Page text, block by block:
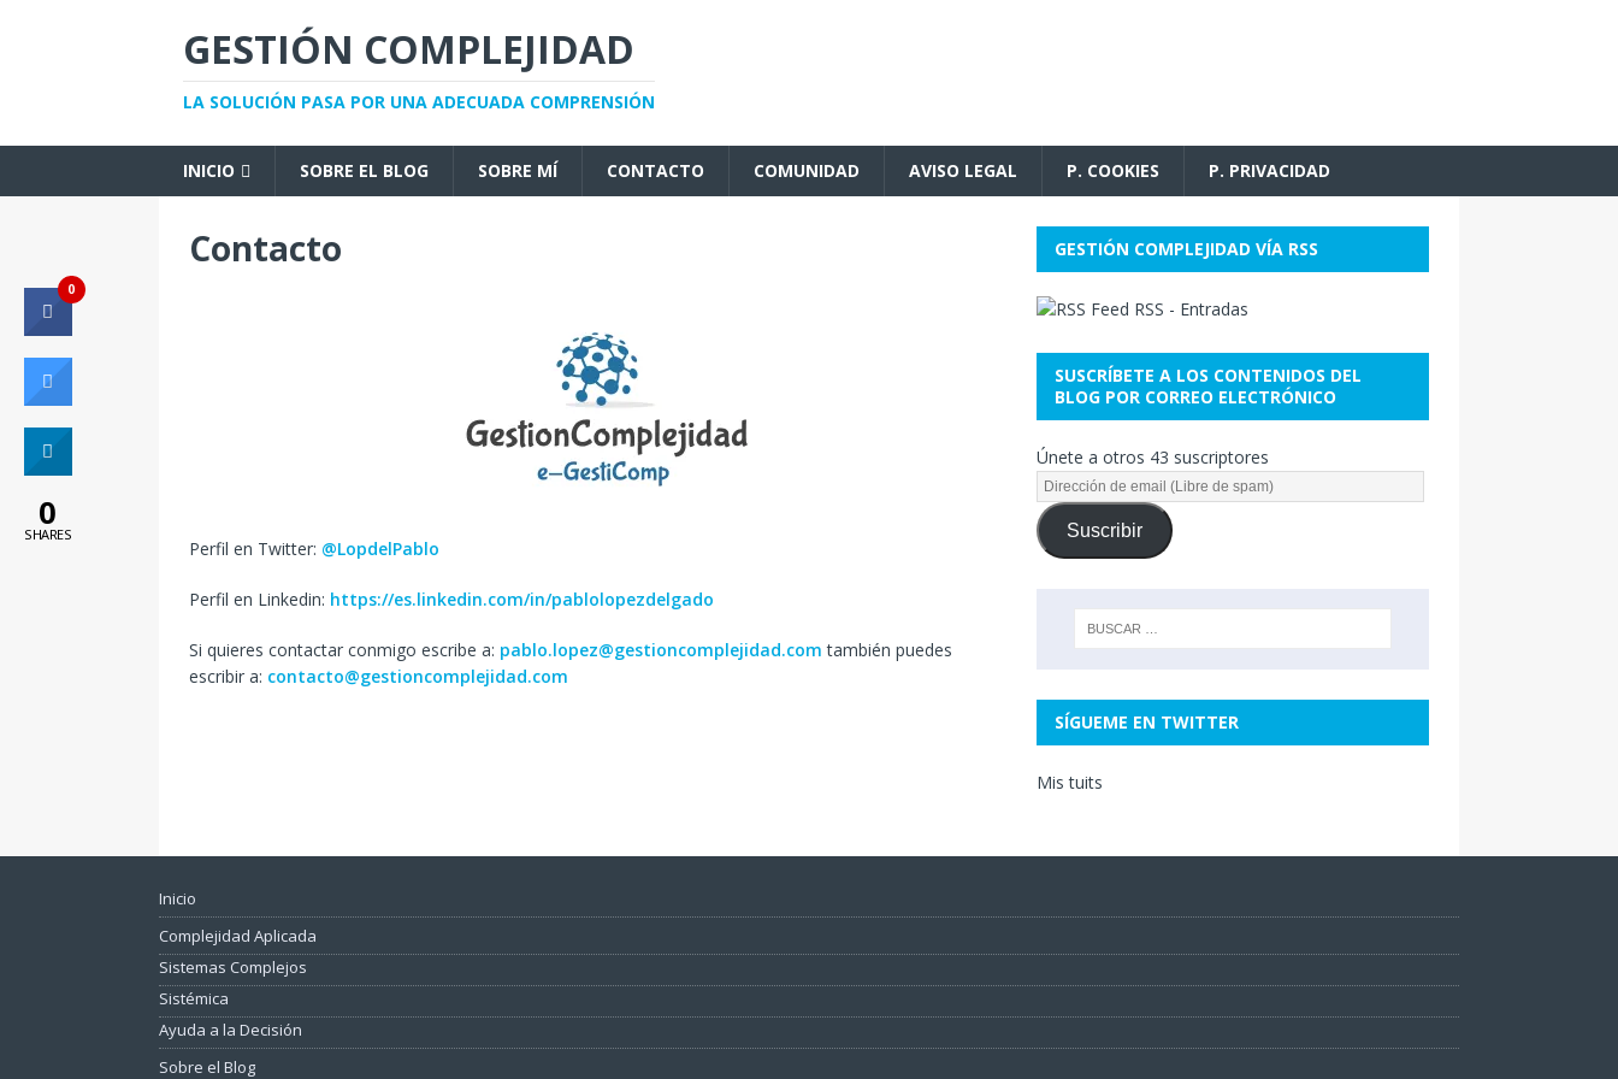
GESTIÓN COMPLEJIDAD
LA SOLUCIÓN PASA POR UNA ADECUADA COMPRENSIÓN
INICIO SOBRE EL BLOG SOBRE MÍ CONTACTO COMUNIDAD AVISO LEGAL P. COOKIES P. PRIVACIDAD
Contacto
Perfil en Twitter: @LopdelPablo
Perfil en Linkedin: https://es.linkedin.com/in/pablolopezdelgado
Si quieres contactar conmigo escribe a: pablo.lopez@gestioncomplejidad.com también puedes
escribir a: contacto@gestioncomplejidad.com
GESTIÓN COMPLEJIDAD VÍA RSS
RSS - Entradas
SUSCRÍBETE A LOS CONTENIDOS DEL
BLOG POR CORREO ELECTRÓNICO
Únete a otros 43 suscriptores
Suscribir
SÍGUEME EN TWITTER
Mis tuits
Inicio
Complejidad Aplicada
Sistemas Complejos
Sistémica
Ayuda a la Decisión
Sobre el Blog
0
0
SHARES